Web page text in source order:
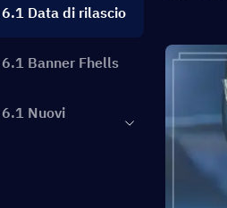
6.1 Data di rilascio
Banner Fhells
6.1 Nuovi